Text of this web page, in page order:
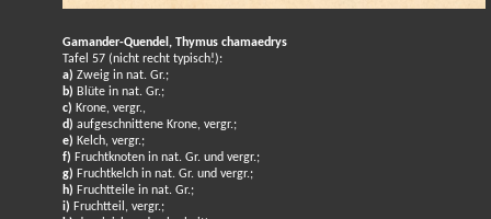
Gamander-Quendel, Thymus chamaedrys
Tafel 57 (nicht recht typisch!):
a) Zweig in nat. Gr.;
b) Blüte in nat. Gr.;
c) Krone, vergr.,
d) aufgeschnittene Krone, vergr.;
e) Kelch, vergr.;
f) Fruchtknoten in nat. Gr. und vergr.;
g) Fruchtkelch in nat. Gr. und vergr.;
h) Fruchtteile in nat. Gr.;
i) Fruchtteil, vergr.;